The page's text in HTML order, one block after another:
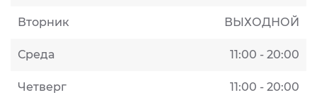
Вторник ВЫХОДНОЙ
Среда 11:00 - 20:00
Четверг 11:00 - 20:00